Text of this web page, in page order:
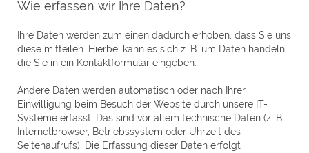
Wie erfassen wir Ihre Daten?
Ihre Daten werden zum einen dadurch erhoben, dass Sie uns
diese mitteilen. Hierbei kann es sich z. B. um Daten handeln,
die Sie in ein Kontaktformular eingeben.
Andere Daten werden automatisch oder nach Ihrer
Einwilligung beim Besuch der Website durch unsere IT-
Systeme erfasst. Das sind vor allem technische Daten (z. B.
Internetbrowser, Betriebssystem oder Uhrzeit des
Seitenaufrufs). Die Erfassung dieser Daten erfolgt